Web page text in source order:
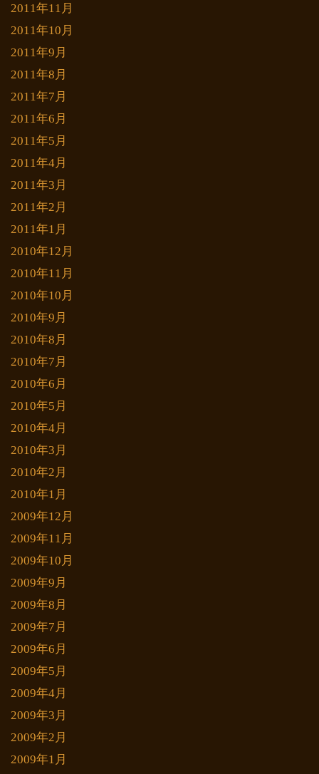
2011年11月
2011年10月
2011年9月
2011年8月
2011年7月
2011年6月
2011年5月
2011年4月
2011年3月
2011年2月
2011年1月
2010年12月
2010年11月
2010年10月
2010年9月
2010年8月
2010年7月
2010年6月
2010年5月
2010年4月
2010年3月
2010年2月
2010年1月
2009年12月
2009年11月
2009年10月
2009年9月
2009年8月
2009年7月
2009年6月
2009年5月
2009年4月
2009年3月
2009年2月
2009年1月